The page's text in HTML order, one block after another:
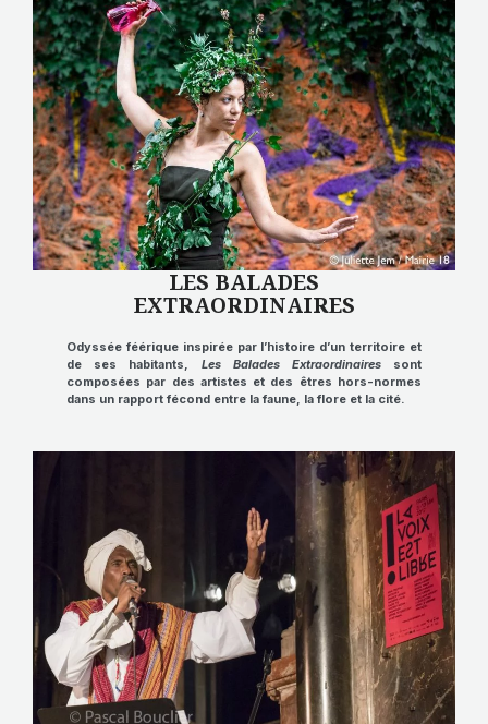
LES BALADES
EXTRAORDINAIRES
Odyssée féériqueinspirée par l’histoire d’un territoire et
de ses habitants, Les Balades Extraordinairessont
composées par des artistes et des êtres hors-normes
dans un rapport fécond entre la faune, la flore et la cité.